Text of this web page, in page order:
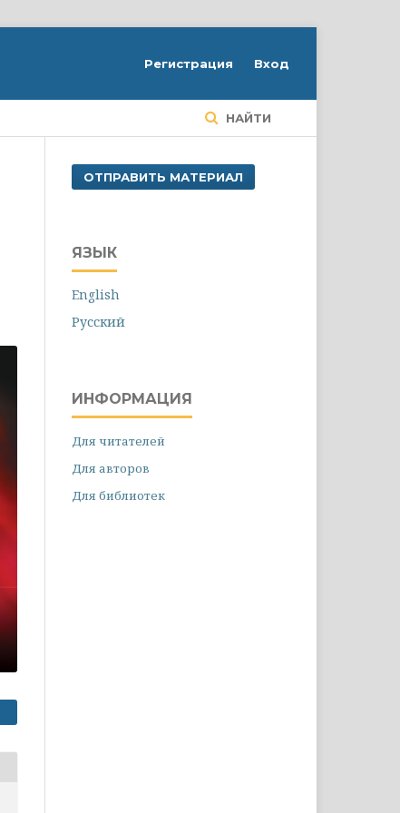
НАЙТИ
Регистрация Вход
ОТПРАВИТЬ МАТЕРИАЛ
ЯЗЫК
English
Русский
ИНФОРМАЦИЯ
Для читателей
Для авторов
Для библиотек